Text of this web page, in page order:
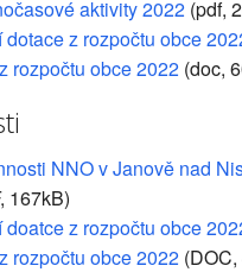
aktivity 2022(pdf,
z rozpočtu obce
rozpočtu obce 2022(doc,
NNO v Janově nad
167kB)
z rozpočtu obce
rozpočtu obce 2022(DOC,